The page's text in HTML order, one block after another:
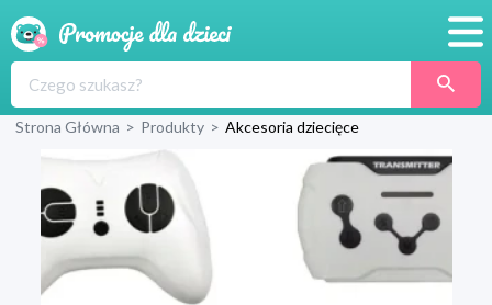
Produkty
Wyprawka
Strona Główna > Produkty > Akcesoria dziecięce